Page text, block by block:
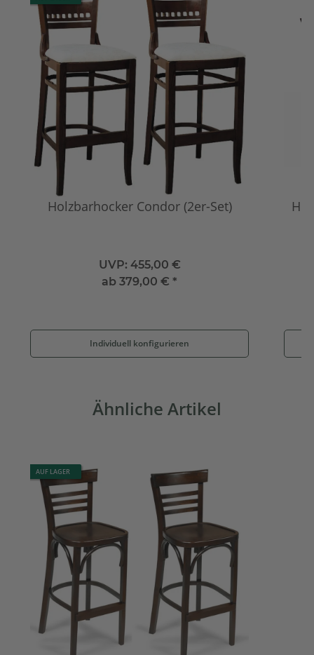
Holzbarhocker Condor (2er-Set)
UVP: 455,00 €
ab379,00 € *
Individuell konfigurieren
Ähnliche Artikel
AUF LAGER